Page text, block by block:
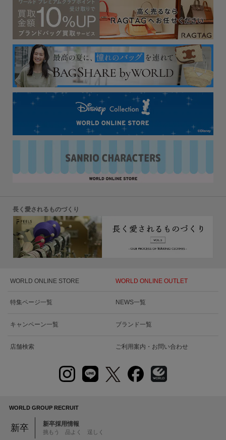
長く愛されるものづくり
WORLD ONLINE STORE WORLD ONLINE OUTLET
特集ページ一覧 NEWS一覧
キャンペーン一覧 ブランド一覧
店舗検索 ご利用案内・お問い合わせ
WORLD GROUP RECRUIT
新卒 新卒採用情報
挑もう 品よく 逞しく